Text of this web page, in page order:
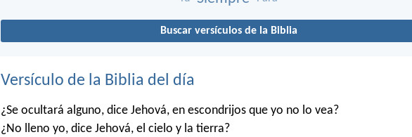
Buscar versículos de la Biblia
Versículo de la Biblia del día
¿Se ocultará alguno, dice Jehová, en escondrijos que yo no lo vea?
¿No lleno yo, dice Jehová, el cielo y la tierra?